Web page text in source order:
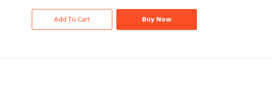
Add To Cart Buy Now